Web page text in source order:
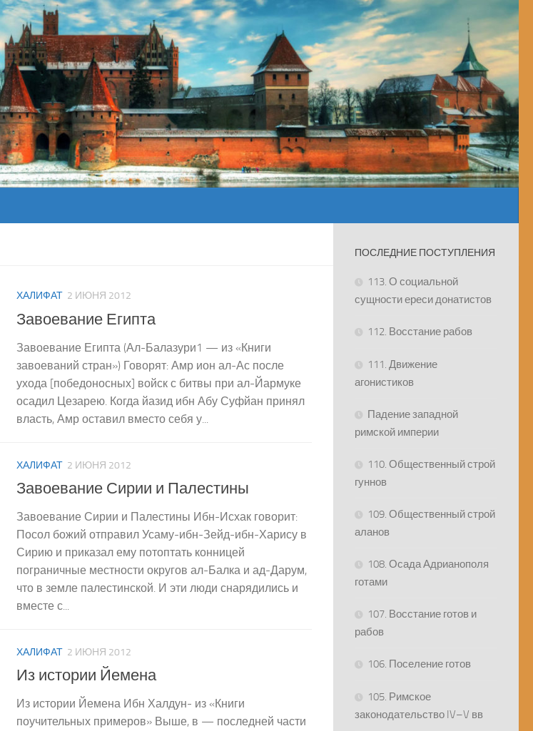
ХАЛИФАТ 2 ИЮНЯ 2012
Завоевание Египта
Завоевание Египта (Ал-Балазури1 — из «Книги
завоеваний стран») Говорят: Амр ион ал-Ас после
ухода [победоносных] войск с битвы при ал-Йармуке
осадил Цезарею. Когда йазид ибн Абу Суфйан принял
власть, Амр оставил вместо себя у...
ХАЛИФАТ 2 ИЮНЯ 2012
Завоевание Сирии и Палестины
Завоевание Сирии и Палестины Ибн-Исхак говорит:
Посол божий отправил Усаму-ибн-Зейд-ибн-Харису в
Сирию и приказал ему потоптать конницей
пограничные местности округов ал-Балка и ад-Дарум,
что в земле палестинской. И эти люди снарядились и
вместе с...
ХАЛИФАТ 2 ИЮНЯ 2012
Из истории Йемена
Из истории Йемена Ибн Халдун- из «Книги
поучительных примеров» Выше, в — последней части
ПОСЛЕДНИЕ ПОСТУПЛЕНИЯ
113. О социальной
сущности ереси донатистов
112. Восстание рабов
111. Движение
агонистиков
Падение западной
римской империи
110. Общественный строй
гуннов
109. Общественный строй
аланов
108. Осада Адрианополя
готами
107. Восстание готов и
рабов
106. Поселение готов
105. Римское
законодательство IV–V вв